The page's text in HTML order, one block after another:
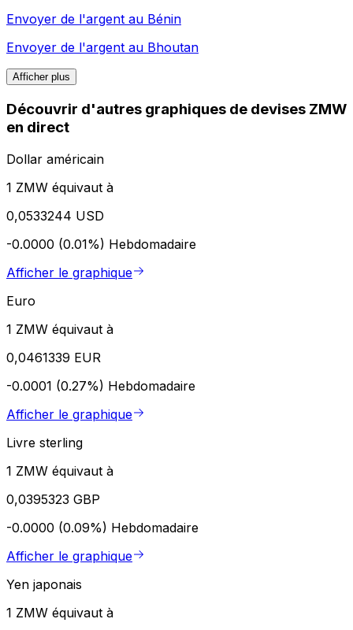
Envoyer de l'argent au Bénin
Envoyer de l'argent au Bhoutan
Afficher plus
Découvrir d'autres graphiques de devises ZMW
en direct
Dollar américain
1 ZMW équivaut à
0,0533244 USD
-0.0000 (0.01%) Hebdomadaire
Afficher le graphique
Euro
1 ZMW équivaut à
0,0461339 EUR
-0.0001 (0.27%) Hebdomadaire
Afficher le graphique
Livre sterling
1 ZMW équivaut à
0,0395323 GBP
-0.0000 (0.09%) Hebdomadaire
Afficher le graphique
Yen japonais
1 ZMW équivaut à